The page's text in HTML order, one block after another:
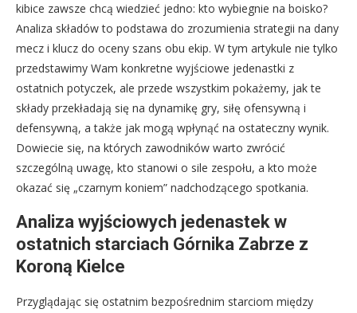
kibice zawsze chcą wiedzieć jedno: kto wybiegnie na boisko?
Analiza składów to podstawa do zrozumienia strategii na dany
mecz i klucz do oceny szans obu ekip. W tym artykule nie tylko
przedstawimy Wam konkretne wyjściowe jedenastki z
ostatnich potyczek, ale przede wszystkim pokażemy, jak te
składy przekładają się na dynamikę gry, siłę ofensywną i
defensywną, a także jak mogą wpłynąć na ostateczny wynik.
Dowiecie się, na których zawodników warto zwrócić
szczególną uwagę, kto stanowi o sile zespołu, a kto może
okazać się „czarnym koniem” nadchodzącego spotkania.
Analiza wyjściowych jedenastek w
ostatnich starciach Górnika Zabrze z
Koroną Kielce
Przyglądając się ostatnim bezpośrednim starciom między